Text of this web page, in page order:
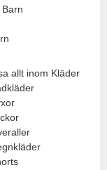
allt inom Kläder